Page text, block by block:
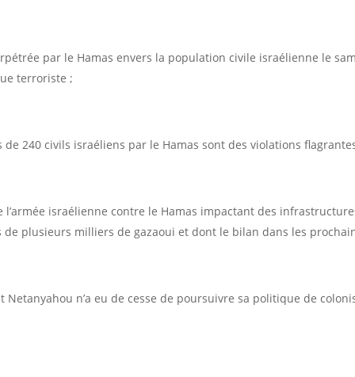
par le Hamas envers la population civile israélienne le
terroriste ;
de 240 civils israéliens par le Hamas sont des violations
l’armée israélienne contre le Hamas impactant des
plusieurs milliers de gazaoui et dont le bilan dans les
Netanyahou n’a eu de cesse de poursuivre sa politique de